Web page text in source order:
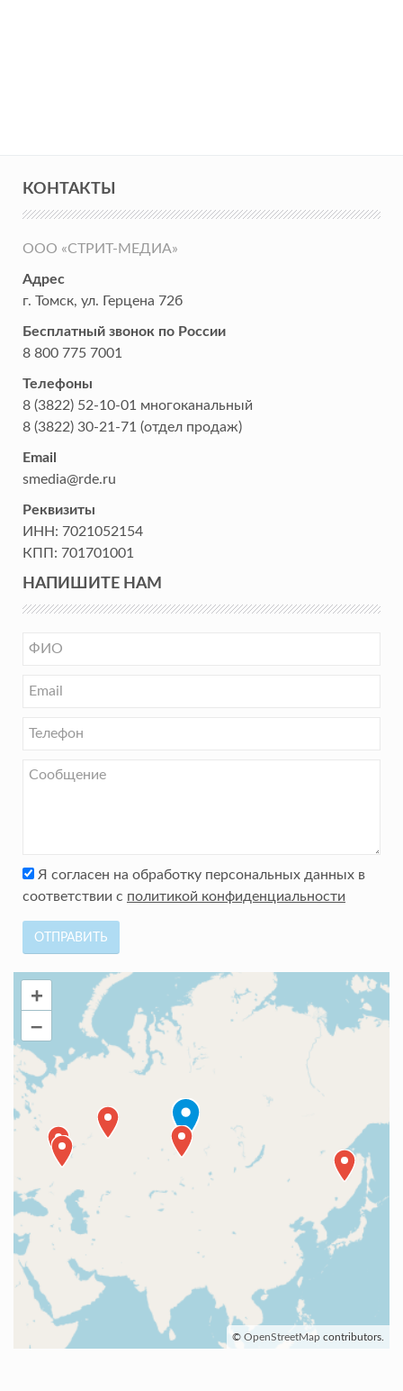
КОНТАКТЫ
ООО «СТРИТ-МЕДИА»
Адрес
г. Томск, ул. Герцена 72б
Бесплатный звонок по России
8 800 775 7001
Телефоны
8 (3822) 52-10-01 многоканальный
8 (3822) 30-21-71 (отдел продаж)
Email
smedia@rde.ru
Реквизиты
ИНН: 7021052154
КПП: 701701001
НАПИШИТЕ НАМ
Я согласен на обработку персональных данных в
соответствии с политикой конфиденциальности
ОТПРАВИТЬ
+
–
© OpenStreetMap contributors.